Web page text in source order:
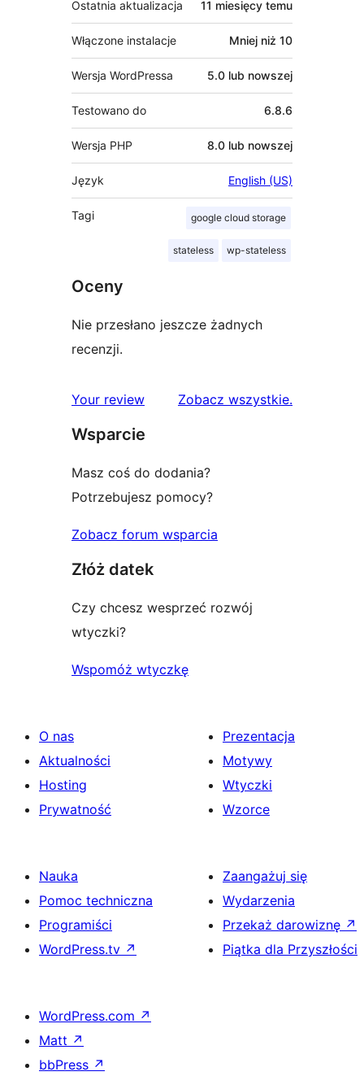
Ostatnia aktualizacja 11 miesięcy temu
Włączone instalacje Mniej niż 10
Wersja WordPressa 5.0 lub nowszej
Testowano do 6.8.6
Wersja PHP 8.0 lub nowszej
Język English (US)
Tagi google cloud storage
stateless wp-stateless
Oceny
Nie przesłano jeszcze żadnych
recenzji.
Your review Zobacz wszystkierecenzje
.
Wsparcie
Masz coś do dodania?
Potrzebujesz pomocy?
Zobacz forum wsparcia
Złóż datek
Czy chcesz wesprzeć rozwój
wtyczki?
Wspomóż wtyczkę
O nas
Aktualności
Hosting
Prywatność
Prezentacja
Motywy
Wtyczki
Wzorce
Nauka
Pomoc techniczna
Programiści
WordPress.tv ↗
Zaangażuj się
Wydarzenia
Przekaż darowiznę ↗
Piątka dla Przyszłości
WordPress.com ↗
Matt ↗
bbPress ↗